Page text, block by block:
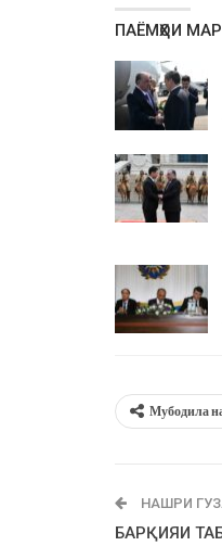
ПАЁМҲОИ
Мубодила
НАШРИ
БАРҚИЯИ